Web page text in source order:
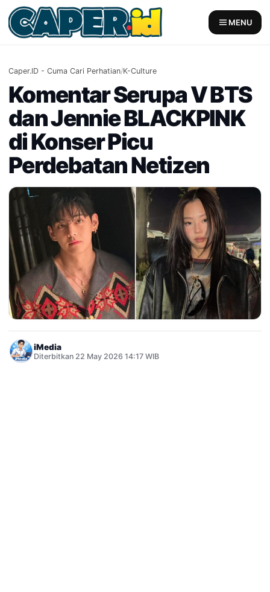
Skip
to
content
MENU
Caper.ID - Cuma Cari Perhatian/K-Culture
Komentar Serupa V BTS
dan Jennie BLACKPINK
di Konser Picu
Perdebatan Netizen
iMedia
Diterbitkan 22 May 2026 14:17 WIB